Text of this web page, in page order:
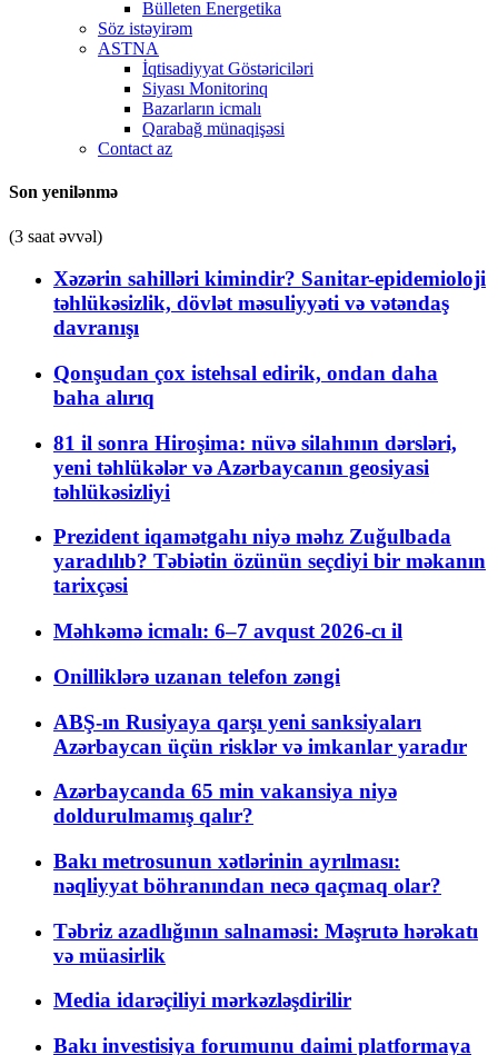
Bülleten Energetika
Söz istəyirəm
ASTNA
İqtisadiyyat Göstəriciləri
Siyası Monitorinq
Bazarların icmalı
Qarabağ münaqişəsi
Contact az
Son yenilənmə
(3 saat əvvəl)
Xəzərin sahilləri kimindir? Sanitar-epidemioloji
təhlükəsizlik, dövlət məsuliyyəti və vətəndaş
davranışı
Qonşudan çox istehsal edirik, ondan daha
baha alırıq
81 il sonra Hiroşima: nüvə silahının dərsləri,
yeni təhlükələr və Azərbaycanın geosiyasi
təhlükəsizliyi
Prezident iqamətgahı niyə məhz Zuğulbada
yaradılıb? Təbiətin özünün seçdiyi bir məkanın
tarixçəsi
Məhkəmə icmalı: 6–7 avqust 2026-cı il
Onilliklərə uzanan telefon zəngi
ABŞ-ın Rusiyaya qarşı yeni sanksiyaları
Azərbaycan üçün risklər və imkanlar yaradır
Azərbaycanda 65 min vakansiya niyə
doldurulmamış qalır?
Bakı metrosunun xətlərinin ayrılması:
nəqliyyat böhranından necə qaçmaq olar?
Təbriz azadlığının salnaməsi: Məşrutə hərəkatı
və müasirlik
Media idarəçiliyi mərkəzləşdirilir
Bakı investisiya forumunu daimi platformaya